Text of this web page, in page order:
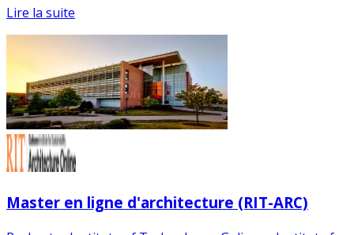
Lire la suite
Master en ligne d'architecture (RIT-ARC)